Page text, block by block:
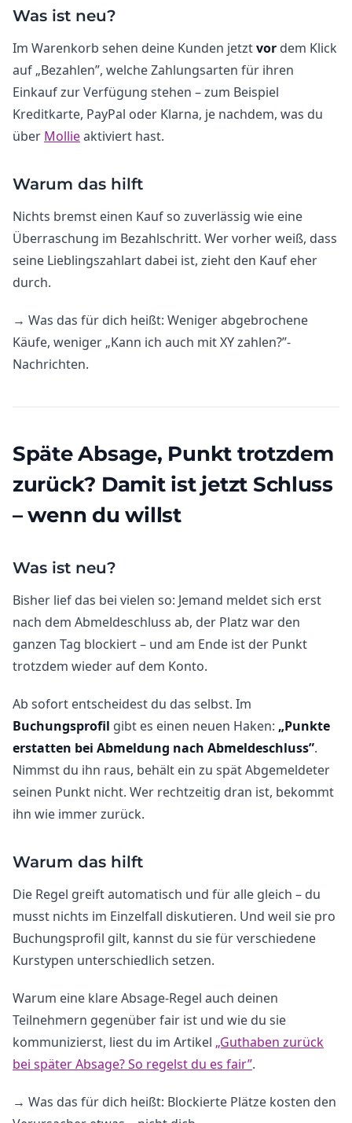
Was ist neu?
Im Warenkorb sehen deine Kunden jetztvor dem Klick
auf „Bezahlen”, welche Zahlungsarten für ihren
Einkauf zur Verfügung stehen – zum Beispiel
Kreditkarte, PayPal oder Klarna, je nachdem, was du
über Mollieaktiviert hast.
Warum das hilft
Nichts bremst einen Kauf so zuverlässig wie eine
Überraschung im Bezahlschritt. Wer vorher weiß, dass
seine Lieblingszahlart dabei ist, zieht den Kauf eher
durch.
→ Was das für dich heißt: Weniger abgebrochene
Käufe, weniger „Kann ich auch mit XY zahlen?”-
Nachrichten.
Späte Absage, Punkt trotzdem
zurück? Damit ist jetzt Schluss
– wenn du willst
Was ist neu?
Bisher lief das bei vielen so: Jemand meldet sich erst
nach dem Abmeldeschluss ab, der Platz war den
ganzen Tag blockiert – und am Ende ist der Punkt
trotzdem wieder auf dem Konto.
Ab sofort entscheidest du das selbst. Im
Buchungsprofil gibt es einen neuen Haken: „Punkte
erstatten bei Abmeldung nach Abmeldeschluss”.
Nimmst du ihn raus, behält ein zu spät Abgemeldeter
seinen Punkt nicht. Wer rechtzeitig dran ist, bekommt
ihn wie immer zurück.
Warum das hilft
Die Regel greift automatisch und für alle gleich – du
musst nichts im Einzelfall diskutieren. Und weil sie pro
Buchungsprofil gilt, kannst du sie für verschiedene
Kurstypen unterschiedlich setzen.
Warum eine klare Absage-Regel auch deinen
Teilnehmern gegenüber fair ist und wie du sie
kommunizierst, liest du im Artikel „Guthaben zurück
bei später Absage? So regelst du es fair”.
→ Was das für dich heißt: Blockierte Plätze kosten den